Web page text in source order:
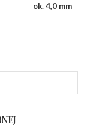
ok. 4,0 mm